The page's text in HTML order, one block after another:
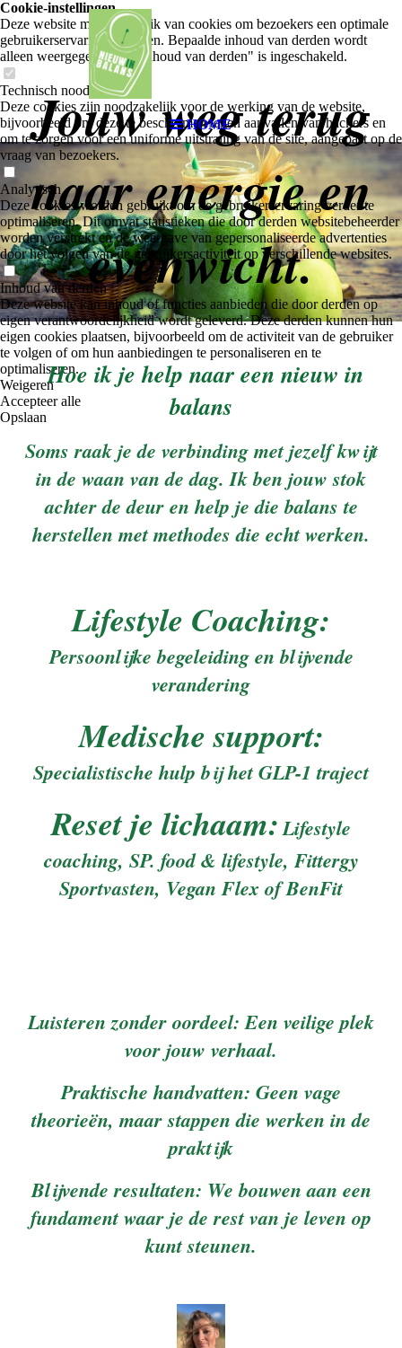
HOME
Jouw weg terug
naar energie en
evenwicht.
Hoe ik je help naar een nieuw in
balans
Soms raak je de verbinding met jezelf kwijt
in de waan van de dag. Ik ben jouw stok
achter de deur en help je die balans te
herstellen met methodes die echt werken.
Lifestyle Coaching:
Persoonlijke begeleiding en blijvende
verandering
Medische support:
Specialistische hulp bij het GLP-1 traject
Reset je lichaam:Lifestyle
coaching, SP. food & lifestyle, Fittergy
Sportvasten, Vegan Flex of BenFit
Luisteren zonder oordeel: Een veilige plek
voor jouw verhaal.
Praktische handvatten: Geen vage
theorieën, maar stappen die werken in de
praktijk
Blijvende resultaten: We bouwen aan een
fundament waar je de rest van je leven op
kunt steunen.
Cookie-instellingen
Deze website maakt gebruik van cookies om bezoekers een optimale
gebruikerservaring te bieden. Bepaalde inhoud van derden wordt
alleen weergegeven als "Inhoud van derden" is ingeschakeld.
Technisch noodzakelijk
Deze cookies zijn noodzakelijk voor de werking van de website,
bijvoorbeeld om deze te beschermen tegen aanvallen van hackers en
om te zorgen voor een uniforme uitstraling van de site, aangepast op de
vraag van bezoekers.
Analytisch
Deze cookies worden gebruikt om de gebruikerservaring verder te
optimaliseren. Dit omvat statistieken die door derden websitebeheerder
worden verstrekt en de weergave van gepersonaliseerde advertenties
door het volgen van de gebruikersactiviteit op verschillende websites.
Inhoud van derden
Deze website kan inhoud of functies aanbieden die door derden op
eigen verantwoordelijkheid wordt geleverd. Deze derden kunnen hun
eigen cookies plaatsen, bijvoorbeeld om de activiteit van de gebruiker
te volgen of om hun aanbiedingen te personaliseren en te
optimaliseren.
Weigeren
Accepteer alle
Opslaan